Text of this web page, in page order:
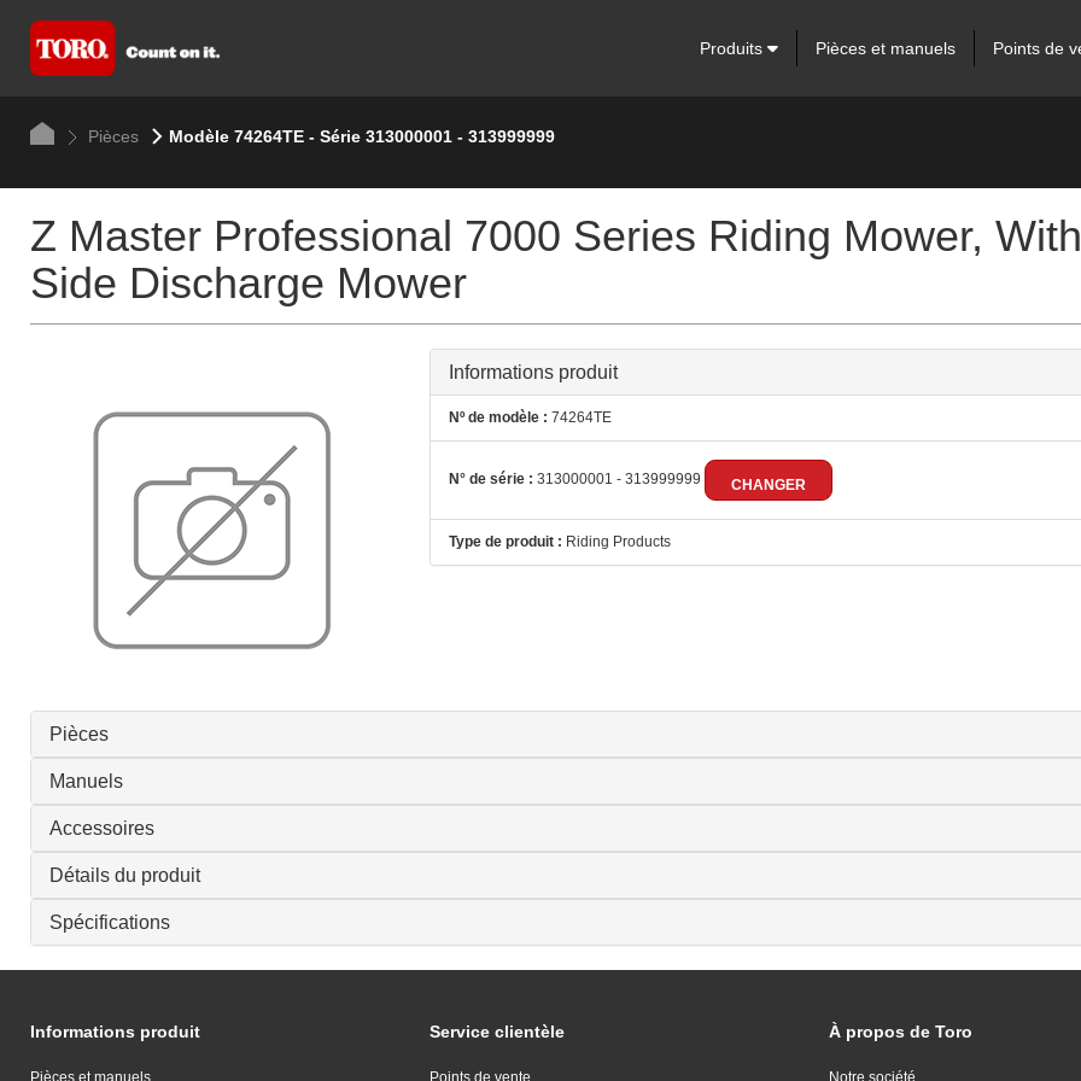
Produits Pièces et manuels Points de
Pièces Modèle 74264TE - Série 313000001 - 313999999
Z Master Professional 7000 Series Riding Mower,
Side Discharge Mower
Informations produit
Nº de modèle : 74264TE
N° de série : 313000001 - 313999999 CHANGER
Type de produit : Riding Products
Pièces
Manuels
Accessoires
Détails du produit
Spécifications
Informations produit
Pièces et manuels
Service clientèle
Points de vente
À propos de Toro
Notre société